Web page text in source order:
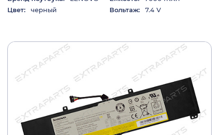
Цвет:
черный Вольтаж: 7.4 V